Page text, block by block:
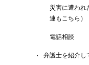
災害に遭われ
連もこちら）
電話相談
弁護士を紹介し